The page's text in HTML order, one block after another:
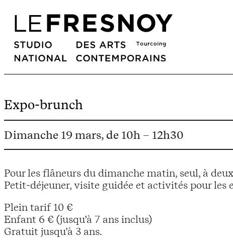
Expo-brunch
Dimanche 19 mars, de 10h – 12h30
Pour les flâneurs du dimanche matin, seul, à
Petit-déjeuner, visite guidée et activités pour les
Plein tarif 10 €
Enfant 6 € (jusqu’à 7 ans inclus)
Gratuit jusqu’à 3 ans.